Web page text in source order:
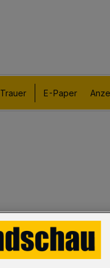
Trauer E-Paper